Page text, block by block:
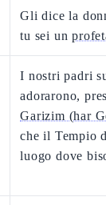
Gli dice la
tu sei un
I nostri padri
adorarono,
Garizim (har
che il Tempio
luogo dove